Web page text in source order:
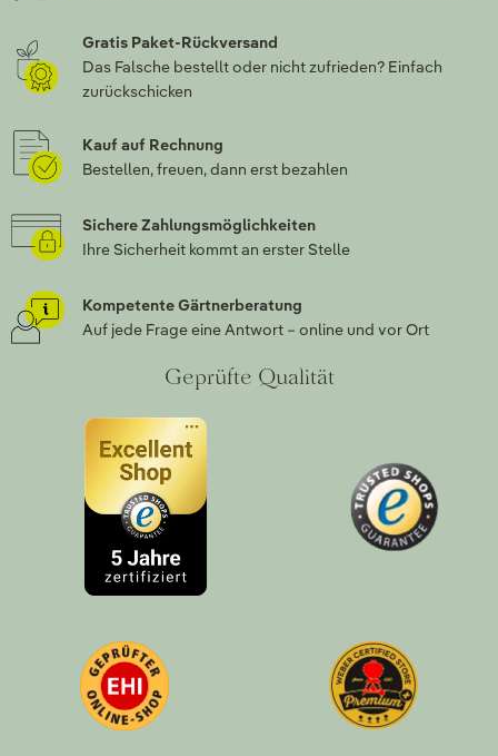
Gratis Paket-Rückversand
Das Falsche bestellt oder nicht zufrieden? Einfach
zurückschicken
Kauf auf Rechnung
Bestellen, freuen, dann erst bezahlen
Sichere Zahlungsmöglichkeiten
Ihre Sicherheit kommt an erster Stelle
Kompetente Gärtnerberatung
Auf jede Frage eine Antwort – online und vor Ort
Geprüfte Qualität